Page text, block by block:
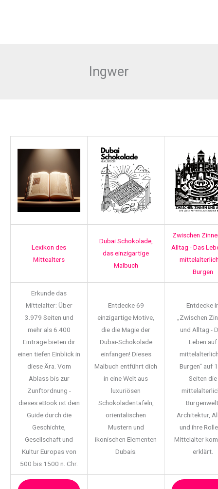
Ingwer
Lexikon des
Mittealters
Dubai Schokolade,
das einzigartige
Malbuch
Zwischen
Alltag - Das
Burgen
Erkunde das
Mittelalter: Über
3.979 Seiten und
mehr als 6.400
Einträge bieten dir
einen tiefen Einblick in
diese Ära. Vom
Ablass bis zur
Zunftordnung -
dieses eBook ist dein
Guide durch die
Geschichte,
Gesellschaft und
Kultur Europas von
500 bis 1500 n. Chr.
Entdecke 69
einzigartige Motive,
die die Magie der
Dubai-Schokolade
einfangen! Dieses
Malbuch entführt dich
in eine Welt aus
luxuriösen
Schokoladentafeln,
orientalischen
Mustern und
ikonischen Elementen
Dubais.
Entdecke
„Zwischen
und Alltag -
Leben auf
Burgen“ auf
Seiten die
Architektur,
und ihre
Mittelalter
erklärt.